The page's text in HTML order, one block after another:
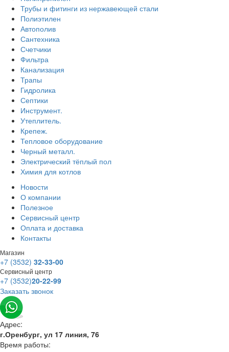
Трубы и фитинги из нержавеющей стали
Полиэтилен
Автополив
Сантехника
Счетчики
Фильтра
Канализация
Трапы
Гидролика
Септики
Инструмент.
Утеплитель.
Крепеж.
Тепловое оборудование
Черный металл.
Электрический тёплый пол
Химия для котлов
Новости
О компании
Полезное
Сервисный центр
Оплата и доставка
Контакты
Магазин
+7 (3532) 32-33-00
Сервисный центр
+7 (3532)20-22-99
Заказать звонок
Адрес:
г.Оренбург, ул 17 линия, 76
Время работы: